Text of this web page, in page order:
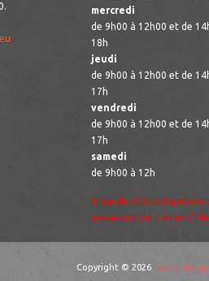
mercredi
de 9h00 à 12h00 et de
18h
jeudi
de 9h00 à 12h00 et de
17h
vendredi
de 9h00 à 12h00 et de
17h
samedi
de 9h00 à 12h
Prise de RDV obligatoire
passeports et cartes
Copyright © 2026 mairie